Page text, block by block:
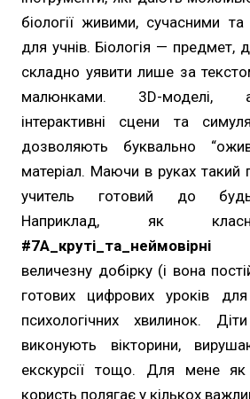
біології живими, сучасними та
для учнів. Біологія — предмет,
складно уявити лише за
малюнками. 3D-моделі,
інтерактивні сцени та
дозволяють буквально
матеріал. Маючи в руках такий
учитель готовий до будь-
Наприклад, як
#7А_круті_та_неймовірні
величезну добірку (і вона
готових цифрових уроків
психологічних хвилинок.
виконують вікторини,
екскурсії тощо. Для мене як
користь полягає у кількох